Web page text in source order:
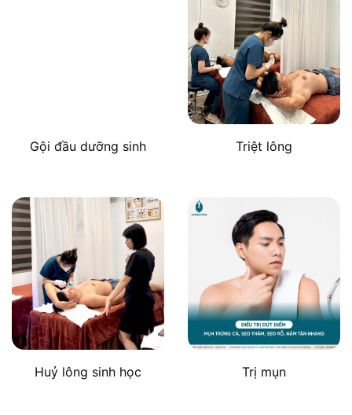
Gội đầu dưỡng sinh Triệt lông
Huỷ lông sinh học Trị mụn